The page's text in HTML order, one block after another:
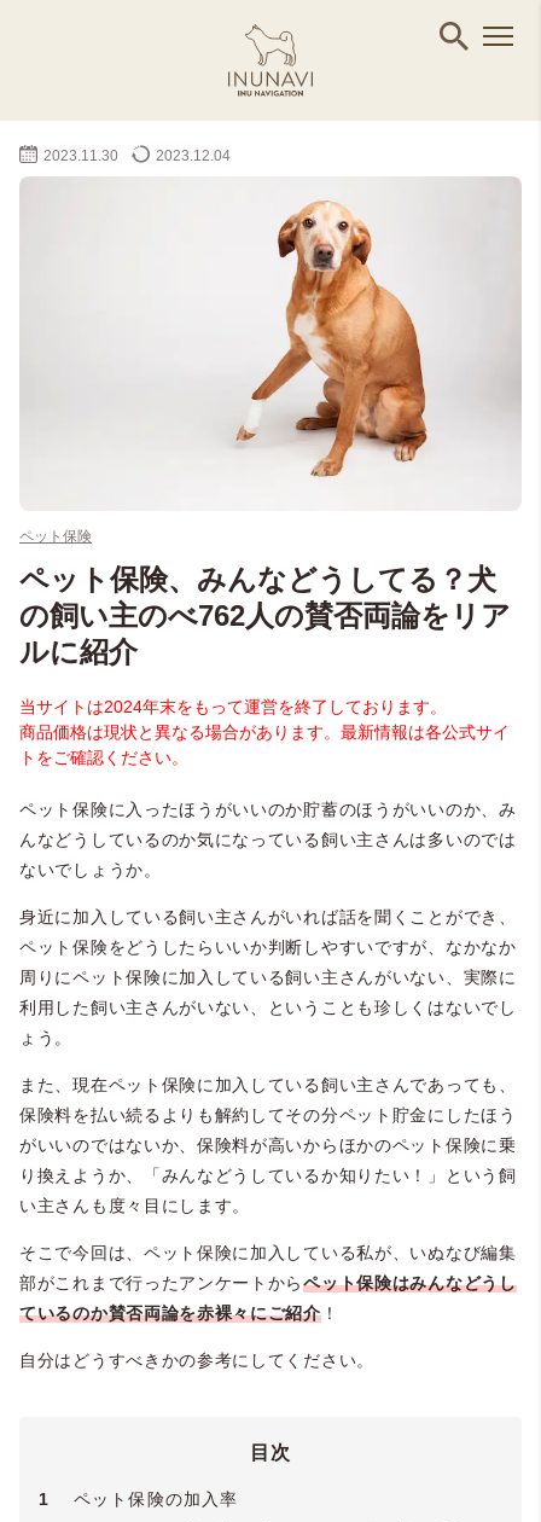
2023.11.30 2023.12.04
ペット保険
ペット保険、みんなどうしてる？犬
の飼い主のべ762人の賛否両論をリア
ルに紹介
当サイトは2024年末をもって運営を終了しております。
商品価格は現状と異なる場合があります。最新情報は各公式サイ
トをご確認ください。
ペット保険に入ったほうがいいのか貯蓄のほうがいいのか、み
んなどうしているのか気になっている飼い主さんは多いのでは
ないでしょうか。
身近に加入している飼い主さんがいれば話を聞くことができ、
ペット保険をどうしたらいいか判断しやすいですが、なかなか
周りにペット保険に加入している飼い主さんがいない、実際に
利用した飼い主さんがいない、ということも珍しくはないでし
ょう。
また、現在ペット保険に加入している飼い主さんであっても、
保険料を払い続るよりも解約してその分ペット貯金にしたほう
がいいのではないか、保険料が高いからほかのペット保険に乗
り換えようか、「みんなどうしているか知りたい！」という飼
い主さんも度々目にします。
そこで今回は、ペット保険に加入している私が、いぬなび編集
部がこれまで行ったアンケートからペット保険はみんなどうし
ているのか賛否両論を赤裸々にご紹介！
自分はどうすべきかの参考にしてください。
目次
1
ペット保険の加入率